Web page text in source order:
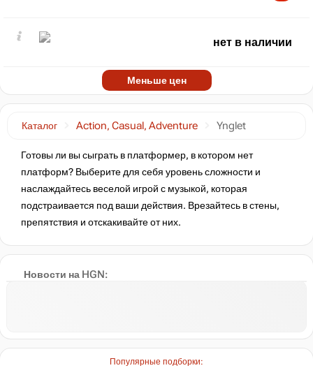
Новости на HGN:
Популярные подборки:
Каталог Action, Casual, Adventure Ynglet
Готовы ли вы сыграть в платформер, в котором нет
платформ? Выберите для себя уровень сложности и
наслаждайтесь веселой игрой с музыкой, которая
подстраивается под ваши действия. Врезайтесь в стены,
препятствия и отскакивайте от них.
нет в наличии
Меньше цен